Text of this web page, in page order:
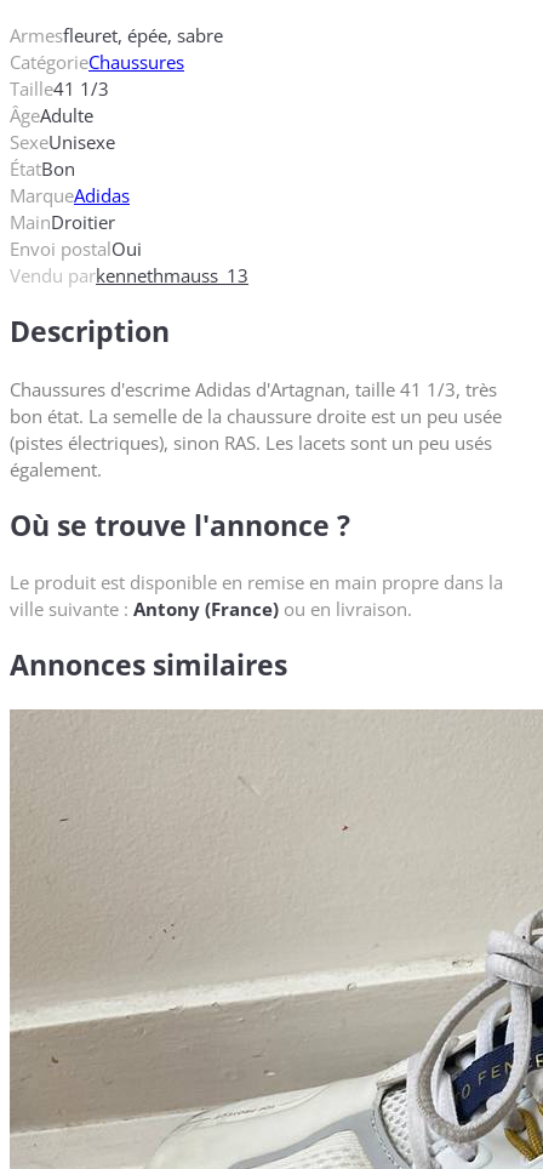
Armesfleuret, épée, sabre
CatégorieChaussures
Taille41 1/3
ÂgeAdulte
SexeUnisexe
ÉtatBon
MarqueAdidas
MainDroitier
Envoi postalOui
Vendu parkennethmauss_13
Description
Chaussures d'escrime Adidas d'Artagnan, taille 41 1/3, très
bon état. La semelle de la chaussure droite est un peu usée
(pistes électriques), sinon RAS. Les lacets sont un peu usés
également.
Où se trouve l'annonce ?
Le produit est disponible en remise en main propre dans la
ville suivante : Antony (France) ou en livraison.
Annonces similaires